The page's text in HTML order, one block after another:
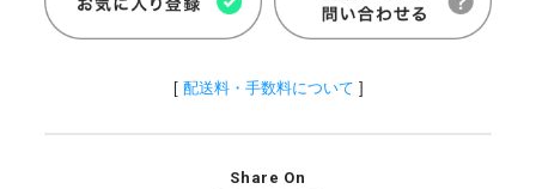
[ 配送料・手数料について ]
Share On